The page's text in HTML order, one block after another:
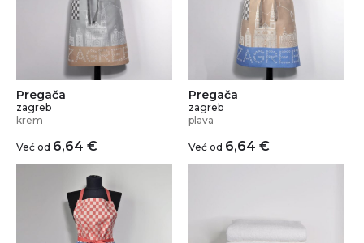
Pregača
zagreb
krem
Već od 6,64 €
Pregača
zagreb
plava
Već od 6,64 €